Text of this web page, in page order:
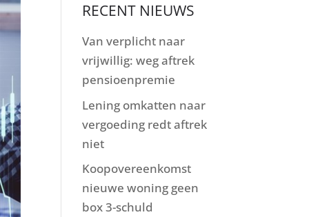
RECENT NIEUWS
Van verplicht naar
vrijwillig: weg aftrek
pensioenpremie
Lening omkatten naar
vergoeding redt aftrek
niet
Koopovereenkomst
nieuwe woning geen
box 3-schuld